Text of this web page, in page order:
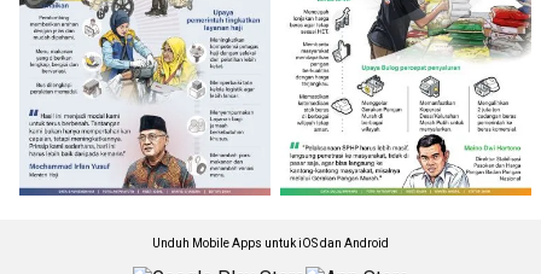
Unduh Mobile Apps untuk iOS dan Android